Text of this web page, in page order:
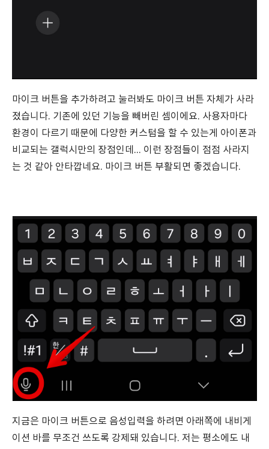
마이크 버튼을 추가하려고 눌러봐도 마이크 버튼 자체가 사라
졌습니다. 기존에 있던 기능을 빼버린 셈이에요. 사용자마다
환경이 다르기 때문에 다양한 커스텀을 할 수 있는게 아이폰과
비교되는 갤럭시만의 장점인데... 이런 장점들이 점점 사라지
는 것 같아 안타깝네요. 마이크 버튼 부활되면 좋겠습니다.
지금은 마이크 버튼으로 음성입력을 하려면 아래쪽에 내비게
이션 바를 무조건 쓰도록 강제돼 있습니다. 저는 평소에도 내